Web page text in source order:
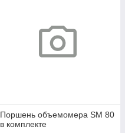
Поршень объемомера SM 80
в комплекте